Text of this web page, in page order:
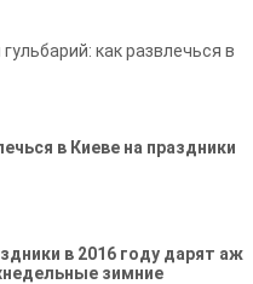
как развлечься в
в Киеве на праздники
в 2016 году дарят аж
зимние